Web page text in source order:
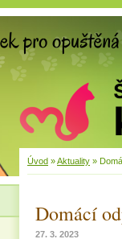
Úvod »Aktuality »
Domácí
27. 3. 2023